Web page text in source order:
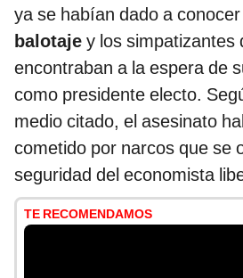
ya se habían dado a
balotaje y los simpatizantes
encontraban a la espera de
como presidente electo.
medio citado, el asesinato
cometido por narcos que se
seguridad del economista
TE RECOMENDAMOS